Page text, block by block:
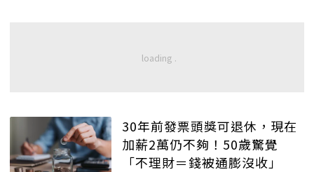
30年前發票頭獎可退休，現在
加薪2萬仍不夠！50歲驚覺
「不理財＝錢被通膨沒收」